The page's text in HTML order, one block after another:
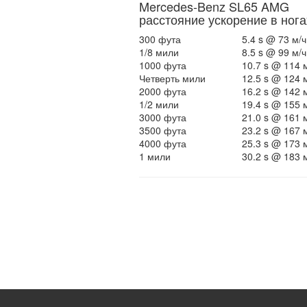
Mercedes-Benz SL65 AMG
расстояние ускорение в
300 фута
5.4 s @ 73 м/ч
1/8 мили
8.5 s @ 99 м/ч
1000 фута
10.7 s @ 114
Четверть мили
12.5 s @ 124
2000 фута
16.2 s @ 142
1/2 мили
19.4 s @ 155
3000 фута
21.0 s @ 161
3500 фута
23.2 s @ 167
4000 фута
25.3 s @ 173
1 мили
30.2 s @ 183